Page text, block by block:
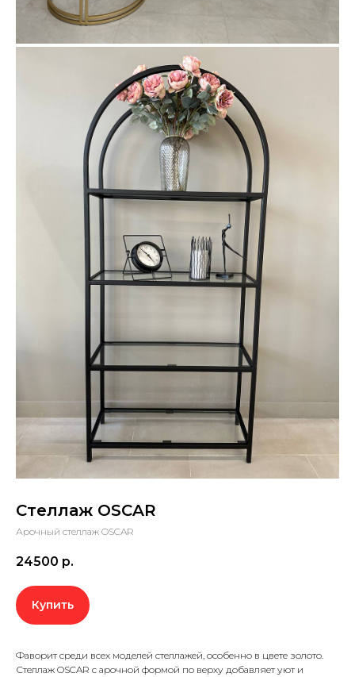
Стеллаж OSCAR
Арочный стеллаж OSCAR
24500 р.
Купить
Фаворит среди всех моделей стеллажей, особенно в цвете золото.
Стеллаж OSCAR с арочной формой по верху добавляет уют и